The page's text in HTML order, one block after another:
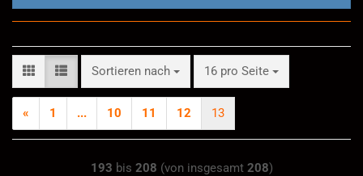
Sortieren nach
Sortieren nach 16 pro Seite
pro Seite
« 1 ... 10 11 12 13
193 bis 208 (von insgesamt 208)